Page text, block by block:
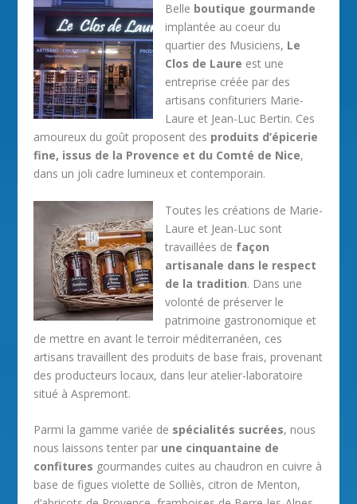
Belle boutique gourmande
implantée au coeur du
quartier des Musiciens, Le
Clos de Laure est une
entreprise créée par des
artisans confituriers Marie-
Laure et Jean-Luc Bertin. Ces
amoureux du goût proposent des produits d’épicerie
fine, issus de la Provence et du Comté de Nice,
dans un joli cadre lumineux et contemporain.
Toutes les créations de Marie-
Laure et Jean-Luc sont
travaillées de façon
artisanale dans le respect
de la tradition. Dans une
volonté de préserver le
patrimoine gastronomique et
de mettre en avant le terroir méditerranéen, ces
artisans travaillent des produits de base frais, provenant
des producteurs locaux, dans leur atelier-laboratoire
situé à Aspremont.
Parmi la gamme variée de spécialités sucrées, nous
nous laissons tenter par une cinquantaine de
confitures gourmandes cuites au chaudron en cuivre à
base de figues violette de Solliès, citron de Menton,